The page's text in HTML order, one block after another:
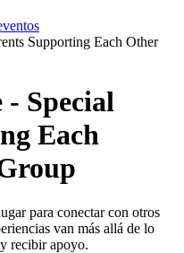
Supporting Each Other
Special
Each
para conectar con otros
van más allá de lo
recibir apoyo.